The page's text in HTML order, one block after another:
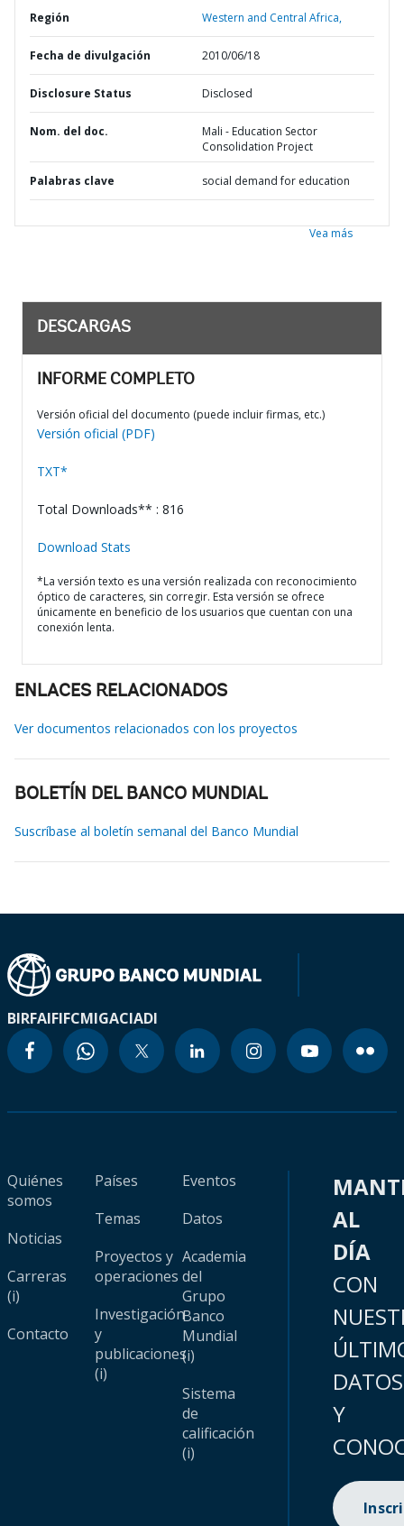
Región Western and Central Africa,
Fecha de divulgación 2010/06/18
Disclosure Status Disclosed
Nom. del doc.
Mali - Education Sector
Consolidation Project
Palabras clave social demand for education
Vea más
DESCARGAS
INFORME COMPLETO
Versión oficial del documento (puede incluir firmas, etc.)
Versión oficial (PDF)
TXT*
Total Downloads** : 816
Download Stats
*La versión texto es una versión realizada con reconocimiento
óptico de caracteres, sin corregir. Esta versión se ofrece
únicamente en beneficio de los usuarios que cuentan con una
conexión lenta.
ENLACES RELACIONADOS
Ver documentos relacionados con los proyectos
BOLETÍN DEL BANCO MUNDIAL
Suscríbase al boletín semanal del Banco Mundial
BIRFAIFIFCMIGACIADI
Quiénes
somos
Noticias
Carreras
(i)
Contacto
Países
Temas
Proyectos y
operaciones
Investigación
y
publicaciones
(i)
Eventos
Datos
Academia
del
Grupo
Banco
Mundial
(i)
Sistema
de
calificación
(i)
AL
DÍA
CON
DATOS
Y